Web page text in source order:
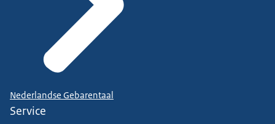
Nederlandse Gebarentaal
Service